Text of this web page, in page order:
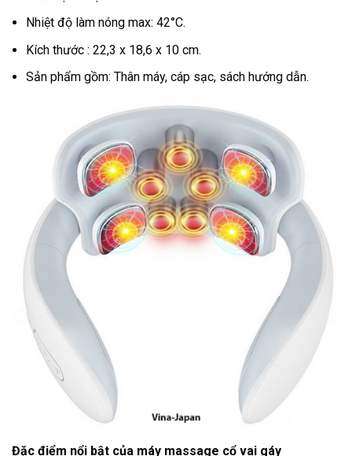
Nhiệt độ làm nóng max: 42°C.
Kích thước : 22,3 x 18,6 x 10 cm.
Sản phẩm gồm: Thân máy, cáp sạc, sách hướng dẫn.
Đặc điểm nổi bật của máy massage cổ vai gáy